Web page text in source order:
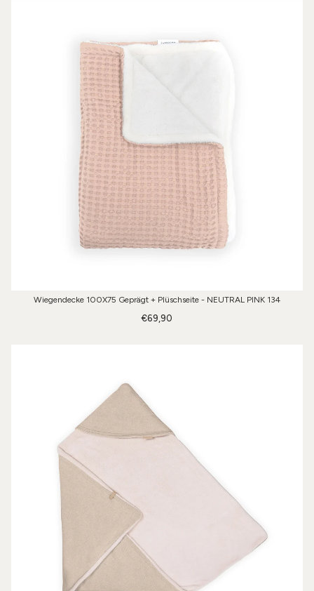
Wiegendecke 100X75 Geprägt + Plüschseite - NEUTRAL PINK 134
€69,90